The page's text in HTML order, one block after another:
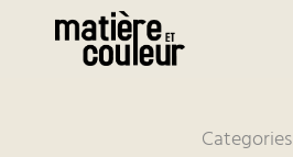
Categories